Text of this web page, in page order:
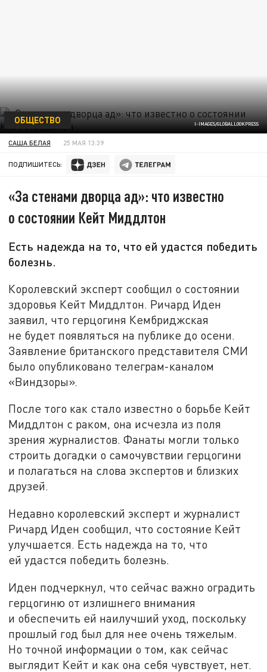
I-IMAGES/GLOBALLOOKPRESS
ОБЩЕСТВО
САША БЕЛАЯ 25 МАЯ 13:39
ПОДПИШИТЕСЬ:
«За стенами дворца ад»: что известно
о состоянии Кейт Миддлтон
Есть надежда на то, что ей удастся победить
болезнь.
Королевский эксперт сообщил о состоянии
здоровья Кейт Миддлтон. Ричард Иден
заявил, что герцогиня Кембриджская
не будет появляться на публике до осени.
Заявление британского представителя СМИ
было опубликовано телеграм-каналом
«Виндзоры».
После того как стало известно о борьбе Кейт
Миддлтон с раком, она исчезла из поля
зрения журналистов. Фанаты могли только
строить догадки о самочувствии герцогини
и полагаться на слова экспертов и близких
друзей.
Недавно королевский эксперт и журналист
Ричард Иден сообщил, что состояние Кейт
улучшается. Есть надежда на то, что
ей удастся победить болезнь.
Иден подчеркнул, что сейчас важно оградить
герцогиню от излишнего внимания
и обеспечить ей наилучший уход, поскольку
прошлый год был для нее очень тяжелым.
Но точной информации о том, как сейчас
выглядит Кейт и как она себя чувствует, нет.